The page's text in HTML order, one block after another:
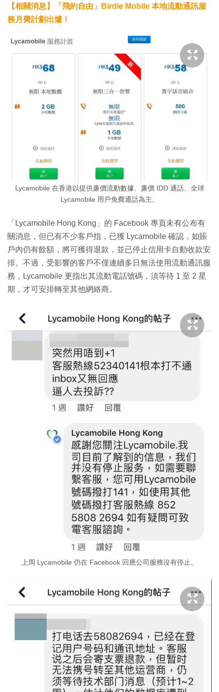
【相關消息】「飛約自由」Birdie Mobile 本地流動通訊服
務月費計劃出爐！
Lycamobile 在香港以提供廉價流動數據、廉價 IDD 通話、全球
Lycamobile 用戶免費通話為主。
「Lycamobile Hong Kong」的 Facebook 專頁未有公布有
關消息，但已有不少客戶指，已獲 Lycamobile 確認，如賬
戶內仍有餘額，將可獲得退款，並已停止信用卡自動收款安
排。不過，受影響的客戶不僅連續多日無法使用流動通訊服
務，Lycamobile 更指出其流動電話號碼，須等待 1 至 2 星
期，才可安排轉至其他網絡商。
上周 Lycamobile 仍在 Facebook 回應公司服務沒有停止。